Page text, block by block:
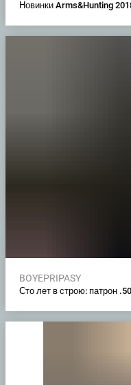
Новинки Arms&Hunting
BOYEPRIPASY
Сто лет в строю: патрон